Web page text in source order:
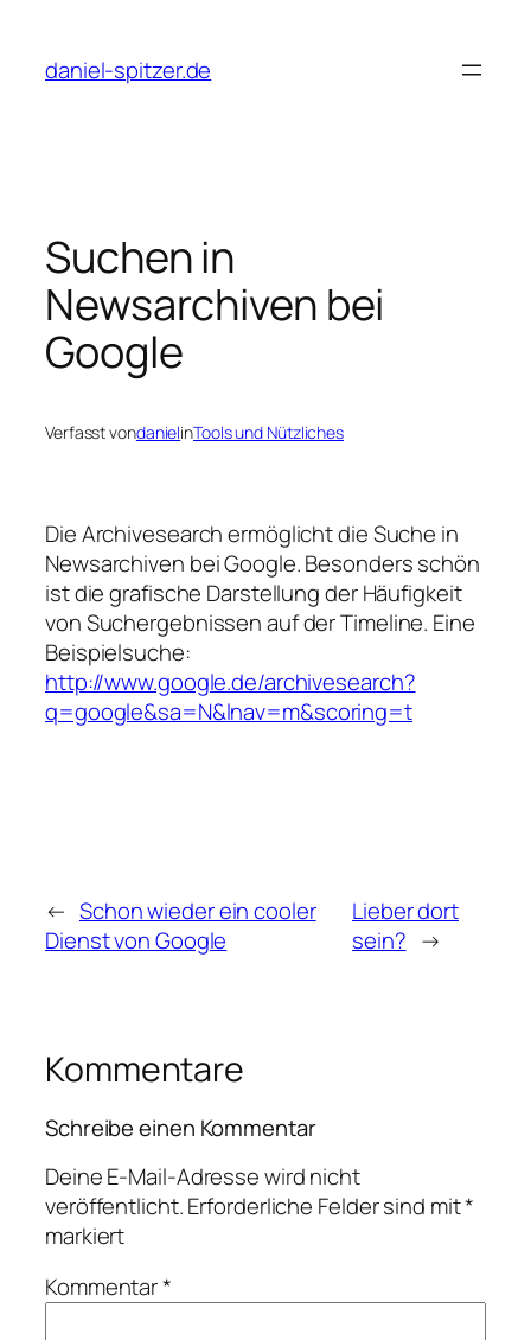
springen
daniel-spitzer.de
Suchen in
Newsarchiven bei
Google
Verfasst vondanielinTools und Nützliches
Die Archivesearch ermöglicht die Suche in
Newsarchiven bei Google. Besonders schön
ist die grafische Darstellung der Häufigkeit
von Suchergebnissen auf der Timeline. Eine
Beispielsuche:
http://www.google.de/archivesearch?
q=google&sa=N&lnav=m&scoring=t
← Schon wieder ein cooler
Dienst von Google
Lieber dort
sein? →
Kommentare
Schreibe einen Kommentar
Deine E-Mail-Adresse wird nicht
veröffentlicht.Erforderliche Felder sind mit*
markiert
Kommentar*